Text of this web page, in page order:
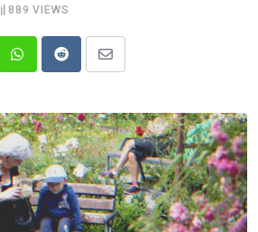
889 VIEWS
WhatsappRedditShare
Email